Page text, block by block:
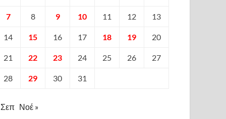
7 8 9 10 11 12 13
14 15 16 17 18 19 20
21 22 23 24 25 26 27
28 29 30 31
Σεπ Νοέ »